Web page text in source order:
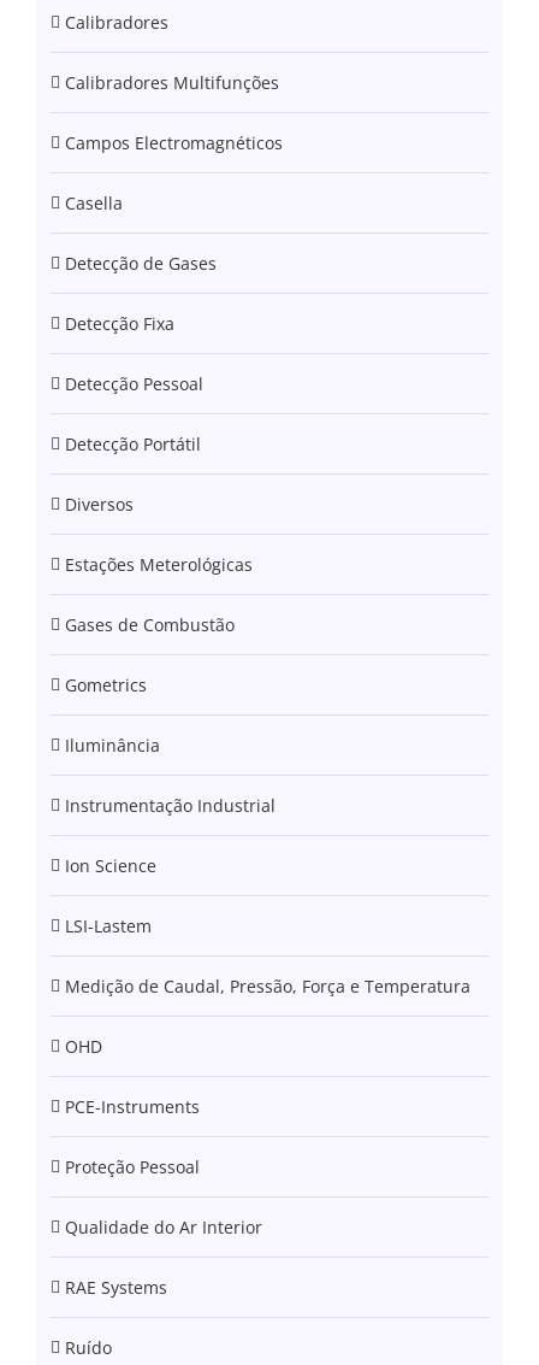
Calibradores
Calibradores Multifunções
Campos Electromagnéticos
Casella
Detecção de Gases
Detecção Fixa
Detecção Pessoal
Detecção Portátil
Diversos
Estações Meterológicas
Gases de Combustão
Gometrics
Iluminância
Instrumentação Industrial
Ion Science
LSI-Lastem
Medição de Caudal, Pressão, Força e Temperatura
OHD
PCE-Instruments
Proteção Pessoal
Qualidade do Ar Interior
RAE Systems
Ruído